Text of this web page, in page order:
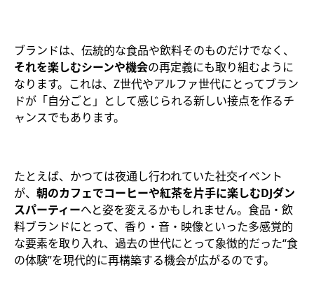
ブランドは、伝統的な食品や飲料そのものだけでなく、
それを楽しむシーンや機会の再定義にも取り組むように
なります。これは、Z世代やアルファ世代にとってブラン
ドが「自分ごと」として感じられる新しい接点を作るチ
ャンスでもあります。
たとえば、かつては夜通し行われていた社交イベント
が、 朝のカフェでコーヒーや紅茶を片手に楽しむDJダン
スパーティーへと姿を変えるかもしれません。食品・飲
料ブランドにとって、香り・音・映像といった多感覚的
な要素を取り入れ、過去の世代にとって象徴的だった“食
の体験”を現代的に再構築する機会が広がるのです。